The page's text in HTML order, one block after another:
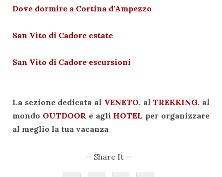
Dove dormire a Cortina d'Ampezzo
San Vito di Cadore estate
San Vito di Cadore escursioni
La sezione dedicata al VENETO, alTREKKING, al
mondo OUTDOOR e agli HOTEL per organizzare
al meglio la tua vacanza
— Share It —